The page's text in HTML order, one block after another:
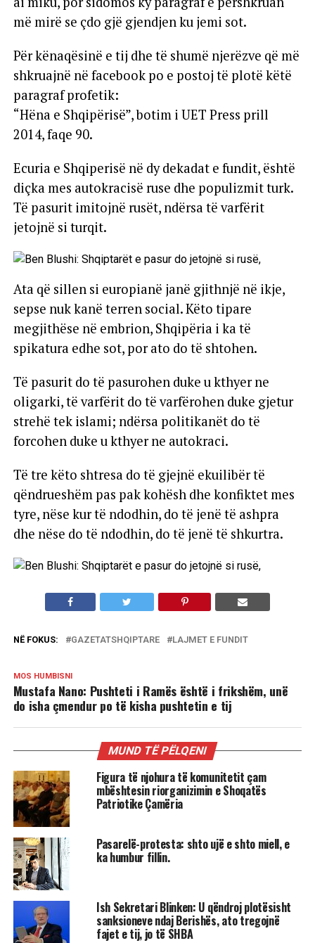
më mirë se çdo gjë gjendjen ku jemi sot.
Për kënaqësinë e tij dhe të shumë njerëzve që më
shkruajnë në facebook po e postoj të plotë këtë
paragraf profetik:
“Hëna e Shqipërisë”, botim i UET Press prill
2014, faqe 90.
Ecuria e Shqiperisë në dy dekadat e fundit, është
diçka mes autokracisë ruse dhe populizmit turk.
Të pasurit imitojnë rusët, ndërsa të varfërit
jetojnë si turqit.
Ata që sillen si europianë janë gjithnjë në ikje,
sepse nuk kanë terren social. Këto tipare
megjithëse në embrion, Shqipëria i ka të
spikatura edhe sot, por ato do të shtohen.
Të pasurit do të pasurohen duke u kthyer ne
oligarki, të varfërit do të varfërohen duke gjetur
strehë tek islami; ndërsa politikanët do të
forcohen duke u kthyer ne autokraci.
Të tre këto shtresa do të gjejnë ekuilibër të
qëndrueshëm pas pak kohësh dhe konfiktet mes
tyre, nëse kur të ndodhin, do të jenë të ashpra
dhe nëse do të ndodhin, do të jenë të shkurtra.
NË FOKUS: GAZETATSHQIPTARE LAJMET E FUNDIT
MOS HUMBISNI
Mustafa Nano: Pushteti i Ramës është i frikshëm, unë
do isha çmendur po të kisha pushtetin e tij
MUND TË PËLQENI
Figura të njohura të komunitetit çam
mbështesin riorganizimin e Shoqatës
Patriotike Çamëria
Pasarelë-protesta: shto ujë e shto miell, e
ka humbur fillin.
Ish Sekretari Blinken: U qëndroj plotësisht
sanksioneve ndaj Berishës, ato tregojnë
fajet e tij, jo të SHBA